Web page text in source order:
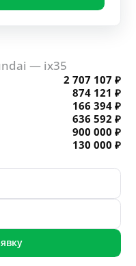
— ix35
2 707 107 ₽
874 121 ₽
166 394 ₽
636 592 ₽
900 000 ₽
130 000 ₽